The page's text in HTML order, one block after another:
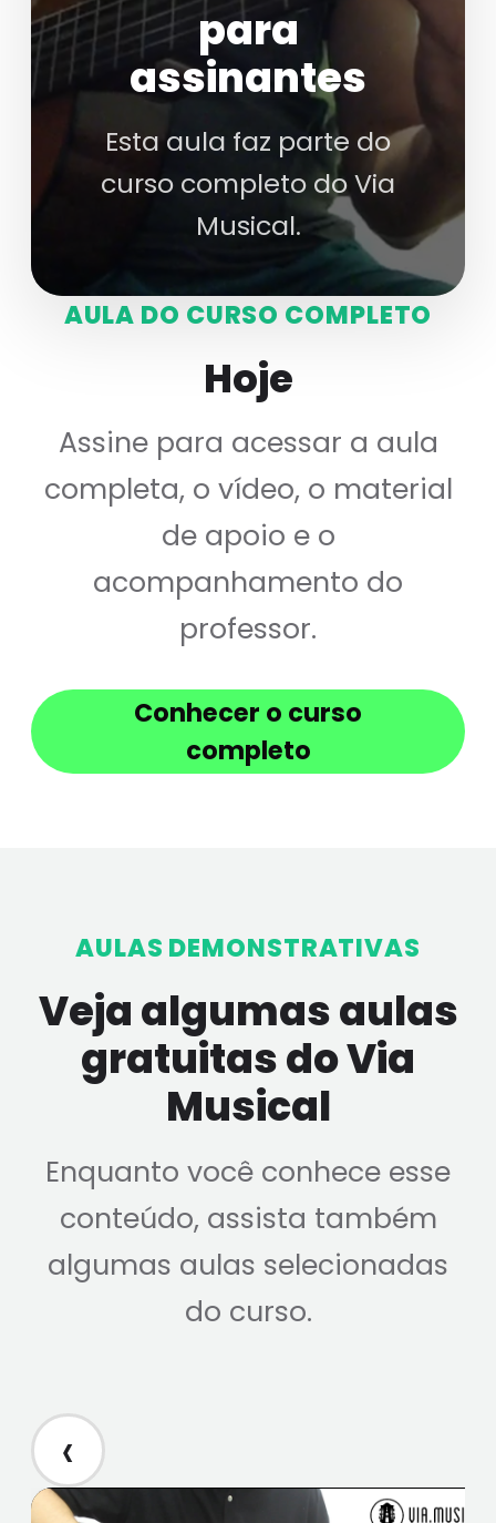
para
assinantes
Esta aula faz parte do
curso completo do Via
Musical.
AULA DO CURSO COMPLETO
Hoje
Assine para acessar a aula
completa, o vídeo, o material
de apoio e o
acompanhamento do
professor.
Conhecer o curso
completo
AULAS DEMONSTRATIVAS
Veja algumas aulas
gratuitas do Via
Musical
Enquanto você conhece esse
conteúdo, assista também
algumas aulas selecionadas
do curso.
‹